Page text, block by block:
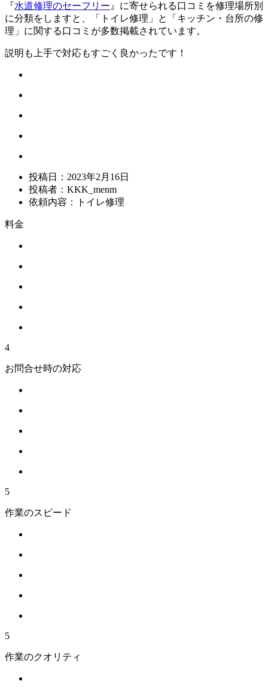
『 水道修理のセーフリー』に寄せられる口コミを修理場所別
に分類をしますと、「トイレ修理」と「キッチン・台所の修
理」に関する口コミが多数掲載されています。
説明も上手で対応もすごく良かったです！
投稿日： 2023年2月16日
投稿者： KKK_menm
依頼内容：
トイレ修理
料金
4
お問合せ時の対応
5
作業のスピード
5
作業のクオリティ